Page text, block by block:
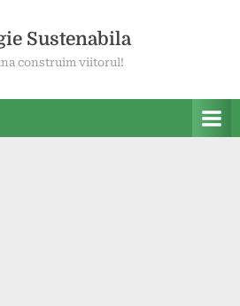
Sustenabila
construim viitorul!